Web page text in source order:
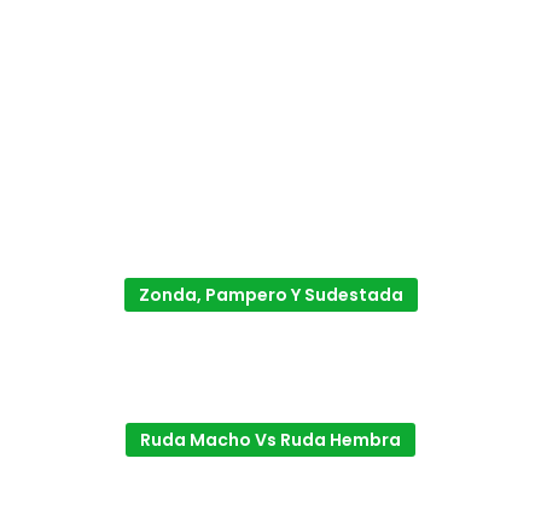
Zonda, Pampero Y Sudestada
Ruda Macho Vs Ruda Hembra